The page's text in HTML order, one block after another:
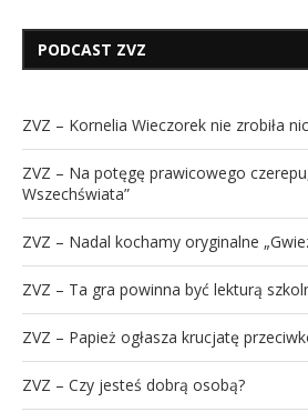
PODCAST ZVZ
ZVZ – Kornelia Wieczorek nie zrobiła
ZVZ – Na potęgę prawicowego
Wszechświata”
ZVZ – Nadal kochamy oryginalne
ZVZ – Ta gra powinna być lekturą
ZVZ – Papież ogłasza krucjatę
ZVZ – Czy jesteś dobrą osobą?